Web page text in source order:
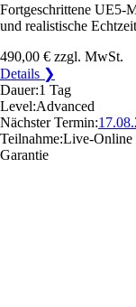
Fortgeschrittene UE5-
und realistische
490,00 € zzgl. MwSt.
Details ❯
Dauer:1 Tag
Level:Advanced
Nächster Termin:
Teilnahme:Live-Online
Garantie